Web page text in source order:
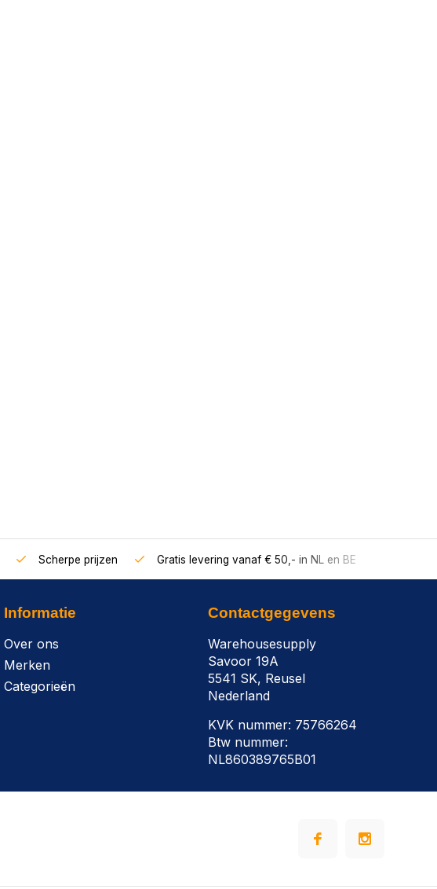
Scherpe prijzen Gratis levering vanaf € 50,- in NL en BE
Informatie
Over ons
Merken
Categorieën
Contactgegevens
Warehousesupply
Savoor 19A
5541 SK, Reusel
Nederland
KVK nummer: 75766264
Btw nummer:
NL860389765B01